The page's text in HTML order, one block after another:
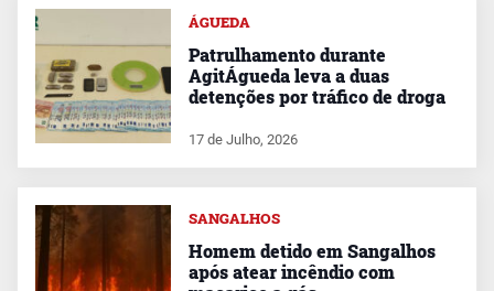
ÁGUEDA
Patrulhamento durante
AgitÁgueda leva a duas
detenções por tráfico de droga
17 de Julho, 2026
SANGALHOS
Homem detido em Sangalhos
após atear incêndio com